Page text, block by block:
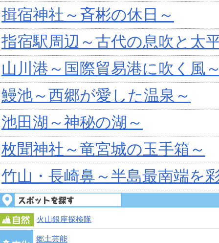
揖宿神社～斉彬の休日～
指宿駅周辺～古代の息吹と太
山川港～国際貿易港に吹く風
鰻池～西郷が愛した温泉～
池田湖～神秘の湖～
枚聞神社～竜宮城の玉手箱～
竹山・長崎鼻～半島最南端を
火山銀座探検隊
郷土芸能